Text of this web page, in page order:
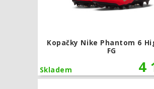
Kopačky Nike Phantom 6
FG
4
Skladem